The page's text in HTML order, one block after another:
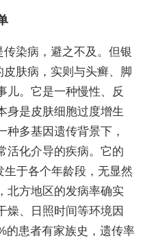
传染病，避之不及。但银
皮肤病，实则与头癣、脚
儿。它是一种慢性、反
身是皮肤细胞过度增生
多基因遗传背景下，
活化介导的疾病。它的
于各个年龄段，无显然
北方地区的发病率确实
燥、日照时间等环境因
的患者有家族史，遗传率